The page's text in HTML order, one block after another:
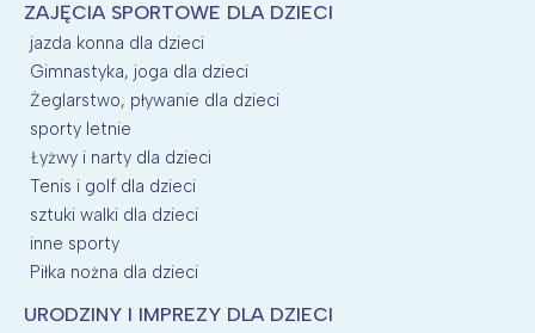
ZAJĘCIA SPORTOWE DLA DZIECI
jazda konna dla dzieci
Gimnastyka, joga dla dzieci
Żeglarstwo, pływanie dla dzieci
sporty letnie
Łyżwy i narty dla dzieci
Tenis i golf dla dzieci
sztuki walki dla dzieci
inne sporty
Piłka nożna dla dzieci
URODZINY I IMPREZY DLA DZIECI